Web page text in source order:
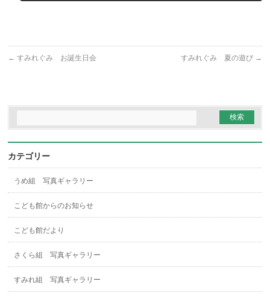
← すみれぐみ お誕生日会 すみれぐみ 夏の遊び →
カテゴリー
うめ組 写真ギャラリー
こども館からのお知らせ
こども館だより
さくら組 写真ギャラリー
すみれ組 写真ギャラリー